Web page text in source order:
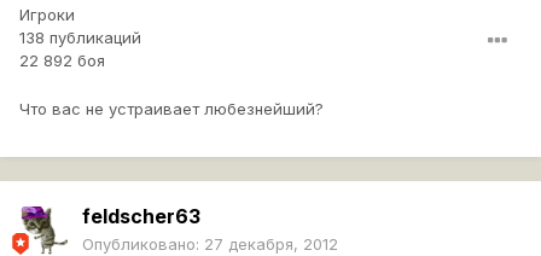
Игроки
138 публикаций
22 892 боя
Что вас не устраивает любезнейший?
feldscher63
Опубликовано: 27 декабря, 2012